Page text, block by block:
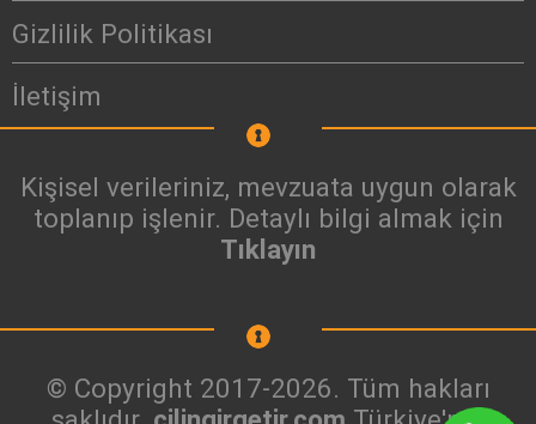
Gizlilik Politikası
İletişim
Kişisel verileriniz, mevzuata uygun olarak
toplanıp işlenir. Detaylı bilgi almak için
Tıklayın
© Copyright 2017-2026. Tüm hakları